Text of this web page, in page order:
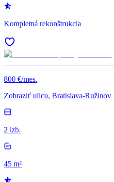
Kompletná rekonštrukcia
800 €/mes.
Zobraziť ulicu, Bratislava-Ružinov
2 izb.
45 m²